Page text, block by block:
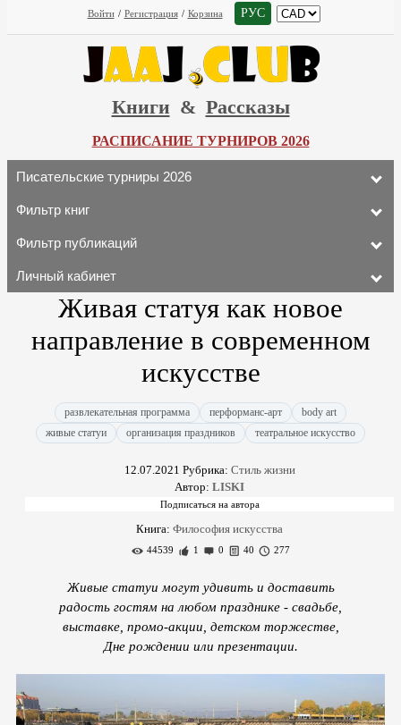
Войти / Регистрация / Корзина РУС
Книги & Рассказы
РАСПИСАНИЕ ТУРНИРОВ 2026
Писательские турниры 2026
Фильтр книг
Фильтр публикаций
Личный кабинет
Живая статуя как новое
направление в современном
искусстве
развлекательная программа перформанс-арт
body art
живые статуи
организация праздников театральное искусство
12.07.2021 Рубрика: Стиль жизни
Автор: LISKI
Книга: Философия искусства
44539 1 0 40 277
Живые статуи могут удивить и доставить
радость гостям на любом празднике - свадьбе,
выставке, промо-акции, детском торжестве,
Дне рождении или презентации.